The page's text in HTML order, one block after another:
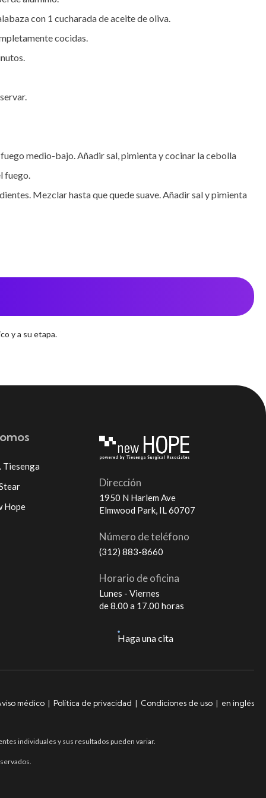
con 1 cucharada de aceite de oliva.
cocidas.
medio-bajo. Añadir sal, pimienta y cocinar la cebolla
fuego.
Mezclar hasta que quede suave. Añadir sal y pimienta
y a su etapa.
Tiesenga
Hope
Dirección
1950 N Harlem Ave
Elmwood Park, IL 60707
Número de teléfono
(312) 883-8660
Horario de oficina
Lunes - Viernes
de 8.00 a 17.00 horas
Haga una cita
médico| Política de privacidad | Condiciones de uso| en inglés
individuales y sus resultados pueden variar.